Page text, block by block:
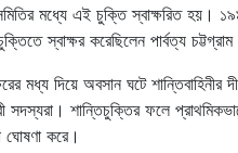
মধ্যে এই চুক্তি স্বাক্ষরিত হয়।
স্বাক্ষর করেছিলেন পার্বত্য
মধ্য দিয়ে অবসান ঘটে শান্তিবাহিনীর
সদস্যরা। শান্তিচুক্তির ফলে
ঘোষণা করে।